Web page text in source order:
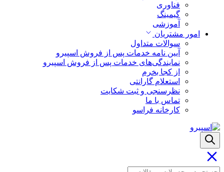
فناوری
گیمینگ
آموزشی
امور مشتریان
سوالات متداول
آیین نامه خدمات پس از فروش اسپیرو
نمایندگی‌های خدمات پس از فروش اسپیرو
از کجا بخرم
استعلام گارانتی
نظرسنجی و ثبت شکایت
تماس با ما
کارخانه فراسو